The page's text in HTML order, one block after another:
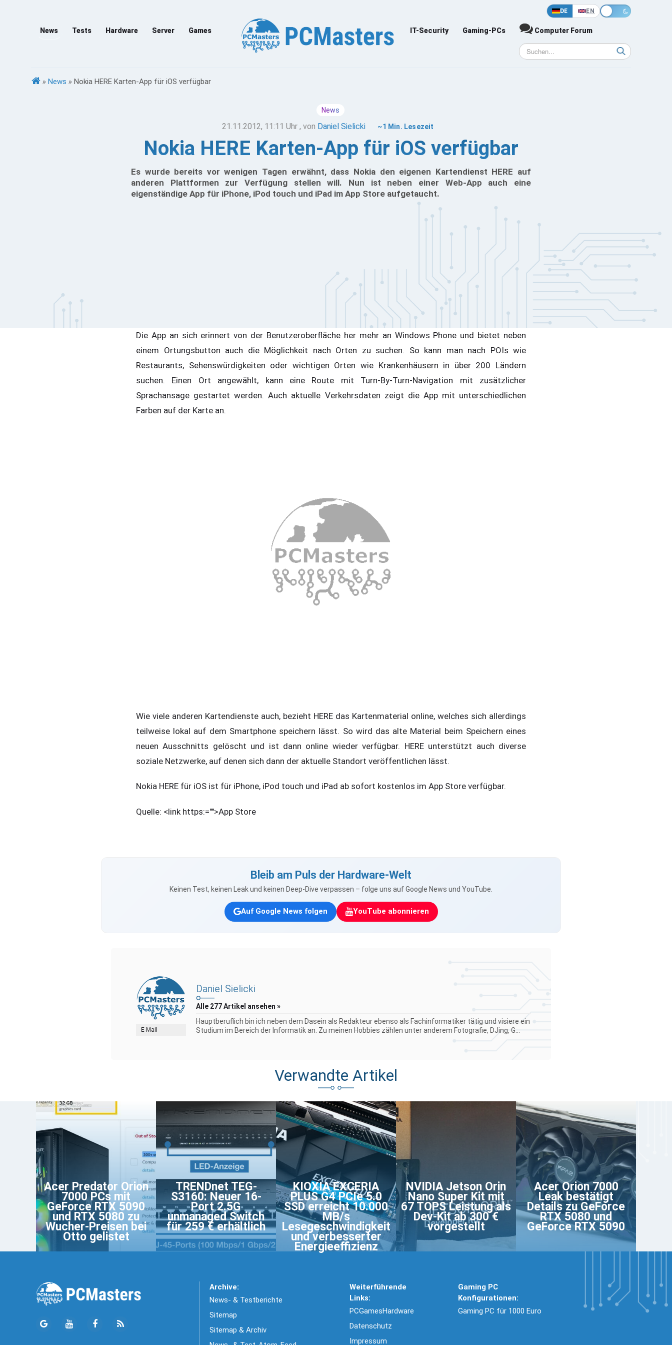
DE EN
News Tests Hardware Server Games IT-Security Gaming-PCs Computer Forum
» News » Nokia HERE Karten-App für iOS verfügbar
News
21.11.2012, 11:11 Uhr , von Daniel Sielicki ~1 Min. Lesezeit
Nokia HERE Karten-App für iOS verfügbar
Es wurde bereits vor wenigen Tagen erwähnt, dass Nokia den eigenen Kartendienst HERE auf
anderen Plattformen zur Verfügung stellen will. Nun ist neben einer Web-App auch eine
eigenständige App für iPhone, iPod touch und iPad im App Store aufgetaucht.
Die App an sich erinnert von der Benutzeroberfläche her mehr an Windows Phone und bietet neben
einem Ortungsbutton auch die Möglichkeit nach Orten zu suchen. So kann man nach POIs wie
Restaurants, Sehenswürdigkeiten oder wichtigen Orten wie Krankenhäusern in über 200 Ländern
suchen. Einen Ort angewählt, kann eine Route mit Turn-By-Turn-Navigation mit zusätzlicher
Sprachansage gestartet werden. Auch aktuelle Verkehrsdaten zeigt die App mit unterschiedlichen
Farben auf der Karte an.
Wie viele anderen Kartendienste auch, bezieht HERE das Kartenmaterial online, welches sich allerdings
teilweise lokal auf dem Smartphone speichern lässt. So wird das alte Material beim Speichern eines
neuen Ausschnitts gelöscht und ist dann online wieder verfügbar. HERE unterstützt auch diverse
soziale Netzwerke, auf denen sich dann der aktuelle Standort veröffentlichen lässt.
Nokia HERE für iOS ist für iPhone, iPod touch und iPad ab sofort kostenlos im App Store verfügbar.
Quelle: <link https:="">App Store
Bleib am Puls der Hardware-Welt
Keinen Test, keinen Leak und keinen Deep-Dive verpassen – folge uns auf Google News und YouTube.
Auf Google News folgen YouTube abonnieren
E-Mail
Daniel Sielicki
Alle 277 Artikel ansehen »
Hauptberuflich bin ich neben dem Dasein als Redakteur ebenso als Fachinformatiker tätig und visiere ein
Studium im Bereich der Informatik an. Zu meinen Hobbies zählen unter anderem Fotografie, DJing, G...
Verwandte Artikel
Acer Predator Orion
7000 PCs mit
GeForce RTX 5090
und RTX 5080 zu
Wucher-Preisen bei
Otto gelistet
TRENDnet TEG-
S3160: Neuer 16-
Port 2.5G
unmanaged Switch
für 259 € erhältlich
KIOXIA EXCERIA
PLUS G4 PCIe 5.0
SSD erreicht 10.000
MB/s
Lesegeschwindigkeit
und verbesserter
Energieeffizienz
NVIDIA Jetson Orin
Nano Super Kit mit
67 TOPS Leistung als
Dev-Kit ab 300 €
vorgestellt
Acer Orion 7000
Leak bestätigt
Details zu GeForce
RTX 5080 und
GeForce RTX 5090
Archive:
News- & Testberichte
Sitemap
Sitemap & Archiv
Weiterführende
Links:
PCGamesHardware
Datenschutz
Impressum
Gaming PC
Konfigurationen:
Gaming PC für 1000 Euro